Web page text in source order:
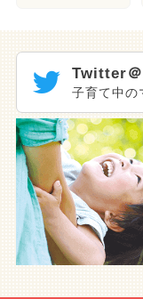
Twitter＠
子育て中の